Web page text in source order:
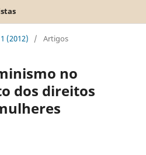
(2012) / Artigos
no
dos direitos